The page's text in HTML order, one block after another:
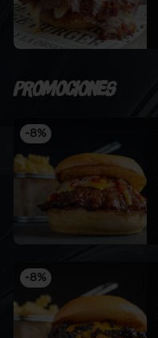
Promociones
-8%
-8%